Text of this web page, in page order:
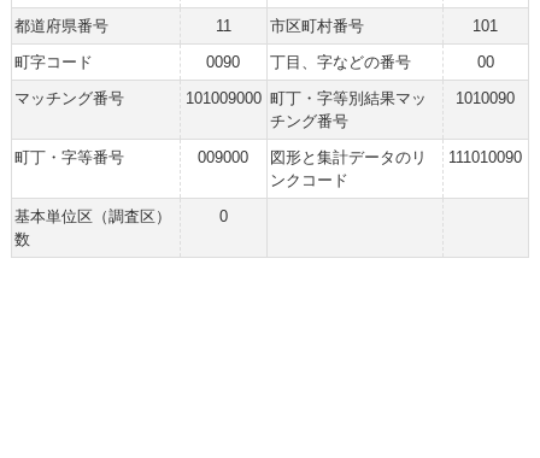
都道府県番号 11 市区町村番号
101
町字コード
0090 丁目、字などの番号
00
マッチング番号
101009000 町丁・字等別結果マッ
チング番号
1010090
町丁・字等番号 009000
図形と集計データのリ
ンクコード
111010090
基本単位区（調査区）
数
0